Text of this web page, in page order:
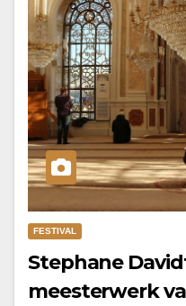
FESTIVAL
Stephane
meesterwerk